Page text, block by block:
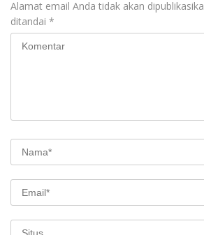
Alamat email Anda tidak akan
ditandai *